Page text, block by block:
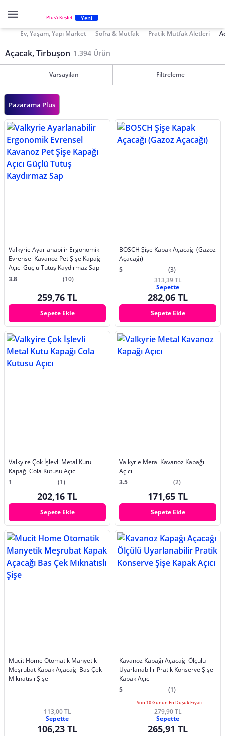
Plus'ı Keşfet Yeni
Ev, Yaşam, Yapı Market Sofra & Mutfak Pratik Mutfak Aletleri
Açacak, Tirbuşon 1.394 Ürün
Varsayılan Filtreleme
Pazarama Plus
Valkyrie Ayarlanabilir Ergonomik
Evrensel Kavanoz Pet Şişe Kapağı
Açıcı Güçlü Tutuş Kaydırmaz Sap
3.8
(10)
259,76 TL
Sepete Ekle
BOSCH Şişe Kapak Açacağı (Gazoz
Açacağı)
5
(3)
313,39 TL
Sepette
282,06 TL
Sepete Ekle
Valkyire Çok İşlevli Metal Kutu
Kapağı Cola Kutusu Açıcı
1
(1)
202,16 TL
Sepete Ekle
Valkyrie Metal Kavanoz Kapağı
Açıcı
3.5
(2)
171,65 TL
Sepete Ekle
Mucit Home Otomatik Manyetik
Meşrubat Kapak Açacağı Bas Çek
Mıknatıslı Şişe
113,00 TL
Sepette
106,23 TL
Kavanoz Kapağı Açacağı Ölçülü
Uyarlanabilir Pratik Konserve Şişe
Kapak Açıcı
5
(1)
Son 10 Günün En Düşük Fiyatı
279,90 TL
Sepette
265,91 TL